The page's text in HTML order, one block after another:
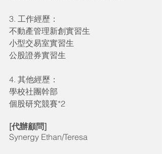
3. 工作經歷：
不動產管理新創實習生
小型交易室實習生
公股證券實習生
4. 其他經歷：
學校社團幹部
個股研究競賽*2
[代辦顧問]
Synergy Ethan/Teresa